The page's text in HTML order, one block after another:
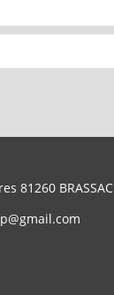
81260 BRASSAC